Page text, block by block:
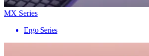
MX Series
Ergo Series